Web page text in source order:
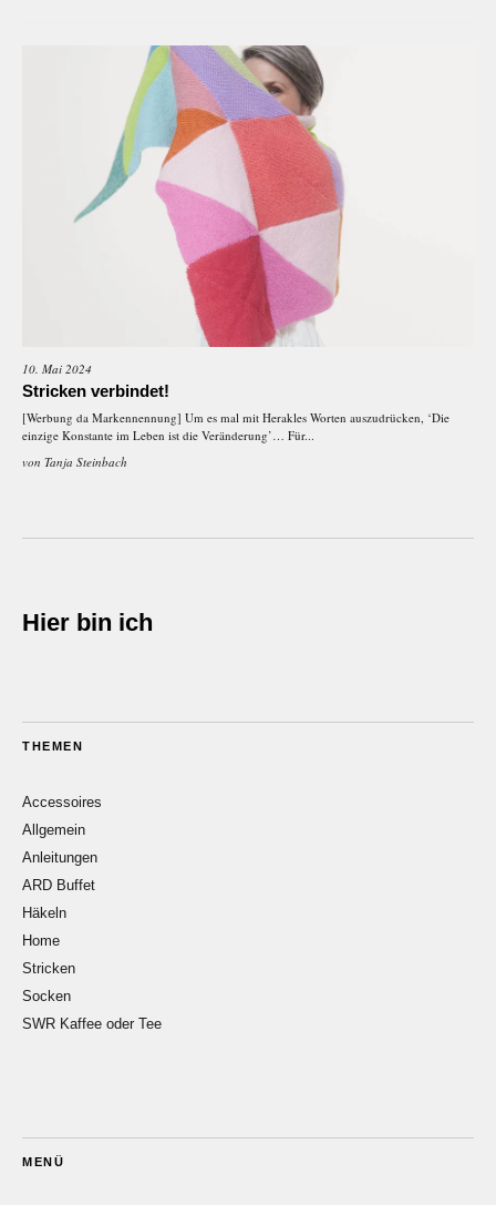
10. Mai 2024
Stricken verbindet!
[Werbung da Markennennung] Um es mal mit Herakles Worten auszudrücken, ‘Die
einzige Konstante im Leben ist die Veränderung’… Für...
von Tanja Steinbach
Hier bin ich
THEMEN
Accessoires
Allgemein
Anleitungen
ARD Buffet
Häkeln
Home
Stricken
Socken
SWR Kaffee oder Tee
MENÜ